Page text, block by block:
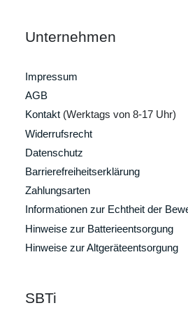
Unternehmen
Impressum
AGB
Kontakt (Werktags von 8-17 Uhr)
Widerrufsrecht
Datenschutz
Barrierefreiheitserklärung
Zahlungsarten
Informationen zur Echtheit der
Hinweise zur Batterieentsorgung
Hinweise zur Altgeräteentsorgung
SBTi